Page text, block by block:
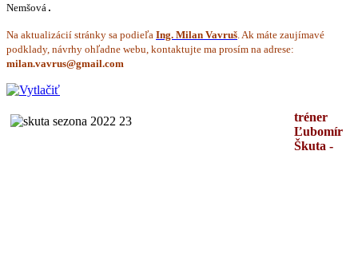
Nemšová .
Na aktualizácií stránky sa podieľa Ing. Milan Vavruš . Ak máte zaujímavé
podklady, návrhy ohľadne webu, kontaktujte ma prosím na adrese:
tréner
Ľubomír
Škuta -